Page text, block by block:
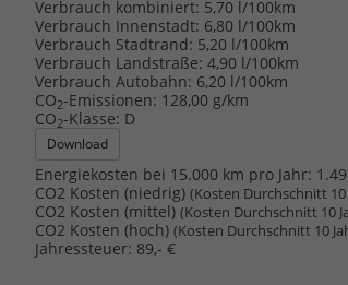
Verbrauch kombiniert: 5,70 l/100km
Verbrauch Innenstadt: 6,80 l/100km
Verbrauch Stadtrand: 5,20 l/100km
Verbrauch Landstraße: 4,90 l/100km
Verbrauch Autobahn: 6,20 l/100km
CO2-Emissionen: 128,00 g/km
CO2-Klasse: D
Download
Energiekosten bei 15.000 km pro Jahr:
CO2 Kosten (niedrig) (Kosten Durchschnitt 10
CO2 Kosten (mittel) (Kosten Durchschnitt 10
CO2 Kosten (hoch) (Kosten Durchschnitt 10
Jahressteuer: 89,- €